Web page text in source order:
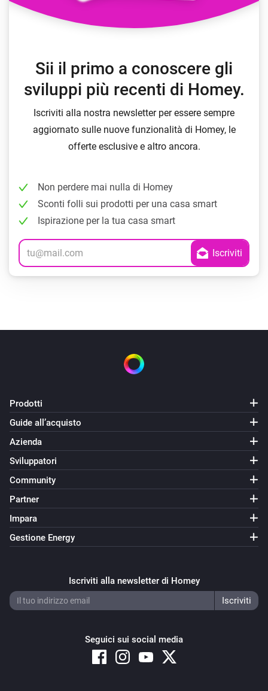
Sii il primo a conoscere gli
sviluppi più recenti di Homey.
Iscriviti alla nostra newsletter per essere sempre
aggiornato sulle nuove funzionalità di Homey, le
offerte esclusive e altro ancora.
Non perdere mai nulla di Homey
Sconti folli sui prodotti per una casa smart
Ispirazione per la tua casa smart
Prodotti
Guide all’acquisto
Azienda
Sviluppatori
Community
Partner
Impara
Gestione Energy
Iscriviti alla newsletter di Homey
Seguici sui social media